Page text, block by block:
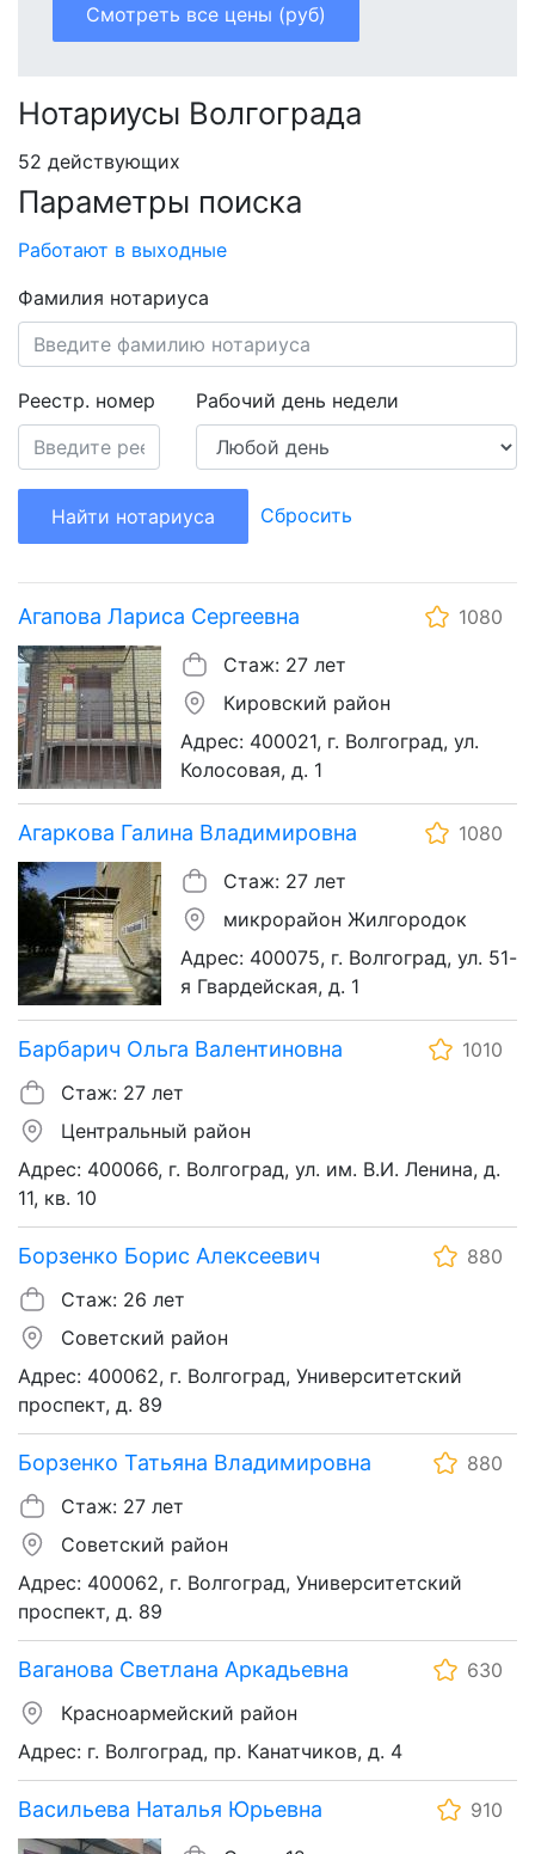
Смотреть все цены (руб)
Нотариусы Волгограда
52 действующих
Параметры поиска
Работают в выходные
Фамилия нотариуса
Реестр. номер Рабочий день недели
Найти нотариуса Сбросить
Агапова Лариса Сергеевна
1080
Стаж: 27 лет
Кировский район
Адрес: 400021, г. Волгоград, ул.
Колосовая, д. 1
Агаркова Галина Владимировна
1080
Стаж: 27 лет
микрорайон Жилгородок
Адрес: 400075, г. Волгоград, ул. 51-
я Гвардейская, д. 1
Барбарич Ольга Валентиновна
1010
Стаж: 27 лет
Центральный район
Адрес: 400066, г. Волгоград, ул. им. В.И. Ленина, д.
11, кв. 10
Борзенко Борис Алексеевич
880
Стаж: 26 лет
Советский район
Адрес: 400062, г. Волгоград, Университетский
проспект, д. 89
Борзенко Татьяна Владимировна
880
Стаж: 27 лет
Советский район
Адрес: 400062, г. Волгоград, Университетский
проспект, д. 89
Ваганова Светлана Аркадьевна
630
Красноармейский район
Адрес: г. Волгоград, пр. Канатчиков, д. 4
Васильева Наталья Юрьевна
910